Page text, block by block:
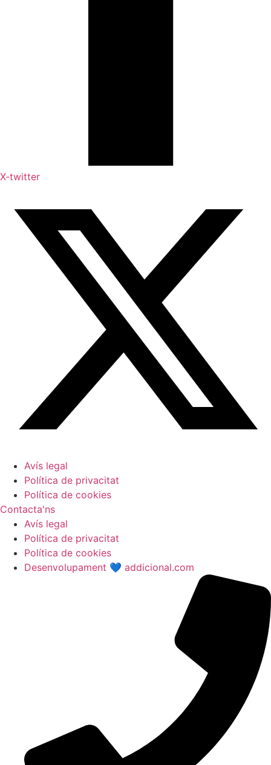
X-twitter
Avís legal
Política de privacitat
Política de cookies
Contacta'ns
Avís legal
Política de privacitat
Política de cookies
Desenvolupament 💙 addicional.com